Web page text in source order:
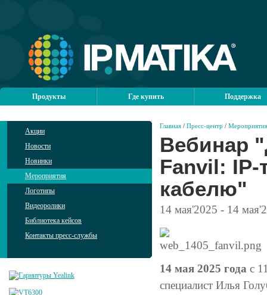
Продукты Где купить Поддержка
Акции
Новости
Новинки
Мероприятия
Логотипы
Видеоролики
Библиотека кейсов
Контакты пресс-службы
Главная / Пресс-центр / Мероприятия
Вебинар
Fanvil:
кабелю"
14 мая'2025 - 14
14 мая 2025 года с
специалист Илья